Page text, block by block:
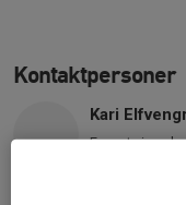
Kontaktpersoner
Kari
E-post visas